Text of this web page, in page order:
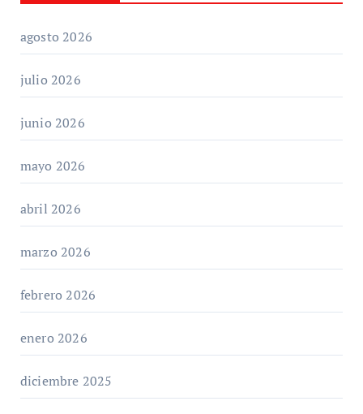
agosto 2026
julio 2026
junio 2026
mayo 2026
abril 2026
marzo 2026
febrero 2026
enero 2026
diciembre 2025